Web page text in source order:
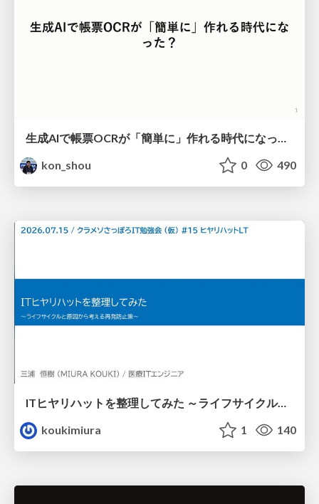
生成AIで帳票OCRが「簡単に」作れる時代になった？
kon_shou
0 490
ITヒヤリハットを整理してみた ～ライフサイクルと原因から考える再発防止策～
koukimiura
1 140